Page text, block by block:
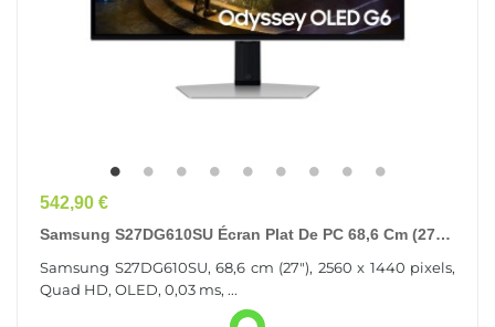
Prix
542,90 €
Samsung S27DG610SU Écran Plat De PC 68,6 Cm (27")
Samsung S27DG610SU, 68,6 cm (27"), 2560 x 1440 pixels,
Quad HD, OLED, 0,03 ms, ...